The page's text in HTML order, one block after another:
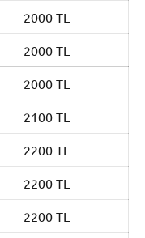
2000 TL
2000 TL
2000 TL
2100 TL
2200 TL
2200 TL
2200 TL